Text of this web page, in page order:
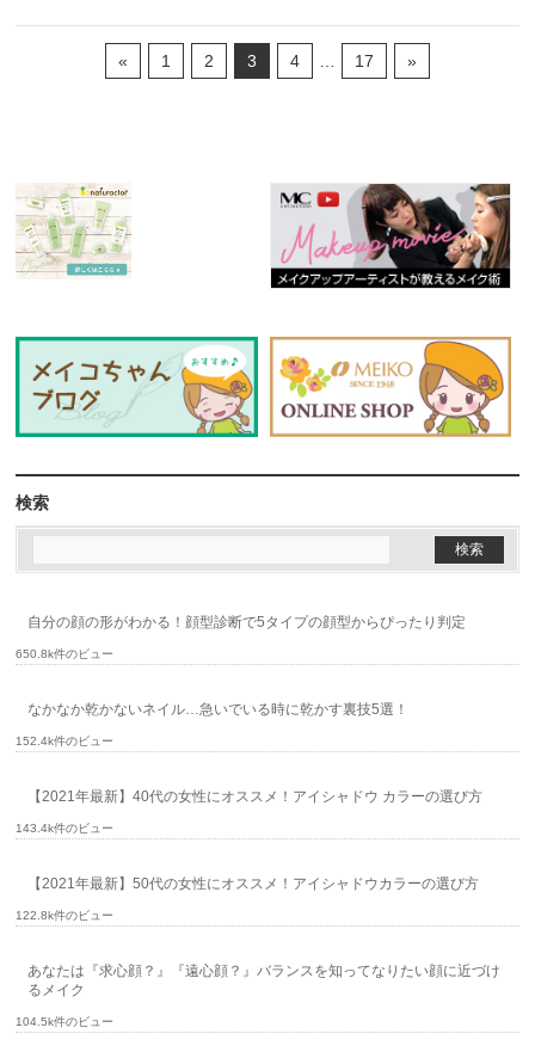
« 1 2 3 4 17 »
検索
自分の顔の形がわかる！顔型診断で5タイプの顔型からぴったり判定
650.8k件のビュー
なかなか乾かないネイル…急いでいる時に乾かす裏技5選！
152.4k件のビュー
【2021年最新】40代の女性にオススメ！アイシャドウ カラーの選び方
143.4k件のビュー
【2021年最新】50代の女性にオススメ！アイシャドウカラーの選び方
122.8k件のビュー
あなたは『求心顔？』『遠心顔？』バランスを知ってなりたい顔に近づけ
るメイク
104.5k件のビュー